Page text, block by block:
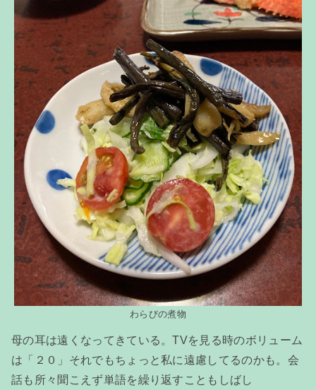
わらびの煮物
母の耳は遠くなってきている。TVを見る時のボリューム
は「２０」それでもちょっと私に遠慮してるのかも。会
話も所々聞こえず単語を繰り返すこともしばし